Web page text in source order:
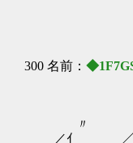
300 名前：
〃 /
／ｲ ／